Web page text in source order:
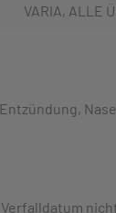
VARIA, ALLE
Nase